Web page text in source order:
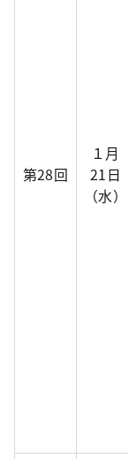
第28回
１月
21日
（水）